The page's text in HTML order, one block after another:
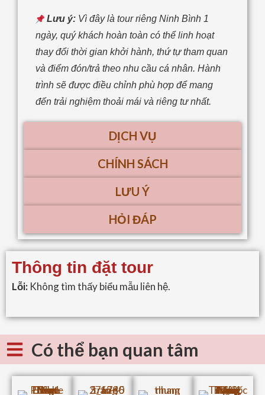
Thông tin đặt tour
Lỗi: Không tìm thấy biểu mẫu liên hệ.
DỊCH VỤ
CHÍNH SÁCH
LƯU Ý
HỎI ĐÁP
Lưu ý: Vì đây là tour riêng Ninh Bình 1
ngày, quý khách hoàn toàn có thể linh hoạt
thay đổi thời gian khởi hành, thứ tự tham quan
và điểm đón/trả theo nhu cầu cá nhân. Hành
trình sẽ được điều chỉnh phù hợp để mang
đến trải nghiệm thoải mái và riêng tư nhất.
Có thể bạn quan tâm